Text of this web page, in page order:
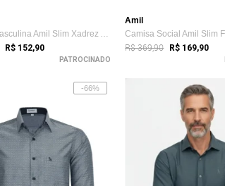
Camisa Masculina Amil Slim Xadrez Aston ...
R$ 152,90
PATROCINADO
Amil
R$ 369,90 R$ 169,90
-66%